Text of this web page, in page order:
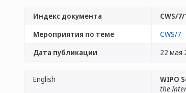
Индекс документа
CWS/
Мероприятия по теме
CWS/7
Дата публикации
22 мая
English
WIPO
the